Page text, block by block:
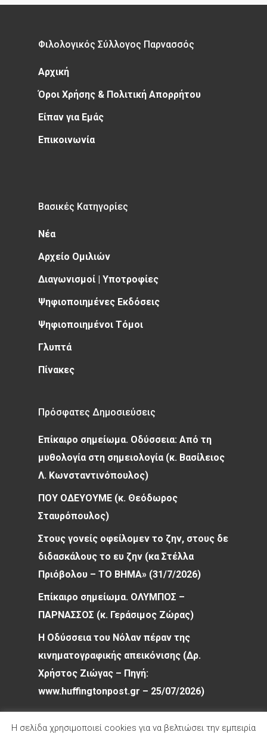
Φιλολογικός Σύλλογος Παρνασσός
Αρχική
Όροι Χρήσης & Πολιτική Απορρήτου
Είπαν για Εμάς
Επικοινωνία
Βασικές Κατηγορίες
Νέα
Αρχείο Ομιλιών
Διαγωνισμοί | Υποτροφίες
Ψηφιοποιημένες Εκδόσεις
Ψηφιοποιημένοι Τόμοι
Γλυπτά
Πίνακες
Πρόσφατες Δημοσιεύσεις
Επίκαιρο σημείωμα. Οδύσσεια: Από τη
μυθολογία στη σημειολογία (κ. Βασίλειος
Λ. Κωνσταντινόπουλος)
ΠΟΥ ΟΔΕΥΟΥΜΕ (κ. Θεόδωρος
Σταυρόπουλος)
Στους γονείς οφείλομεν το ζην, στους δε
διδασκάλους το ευ ζην (κα Στέλλα
Πριόβολου – ΤΟ ΒΗΜΑ» (31/7/2026)
Επίκαιρο σημείωμα. ΟΛΥΜΠΟΣ –
ΠΑΡΝΑΣΣΟΣ (κ. Γεράσιμος Ζώρας)
Η Οδύσσεια του Νόλαν πέραν της
κινηματογραφικής απεικόνισης (Δρ.
Χρήστος Ζιώγας – Πηγή:
www.huffingtonpost.gr – 25/07/2026)
Η σελίδα χρησιμοποιεί cookies για να βελτιώσει την εμπειρία